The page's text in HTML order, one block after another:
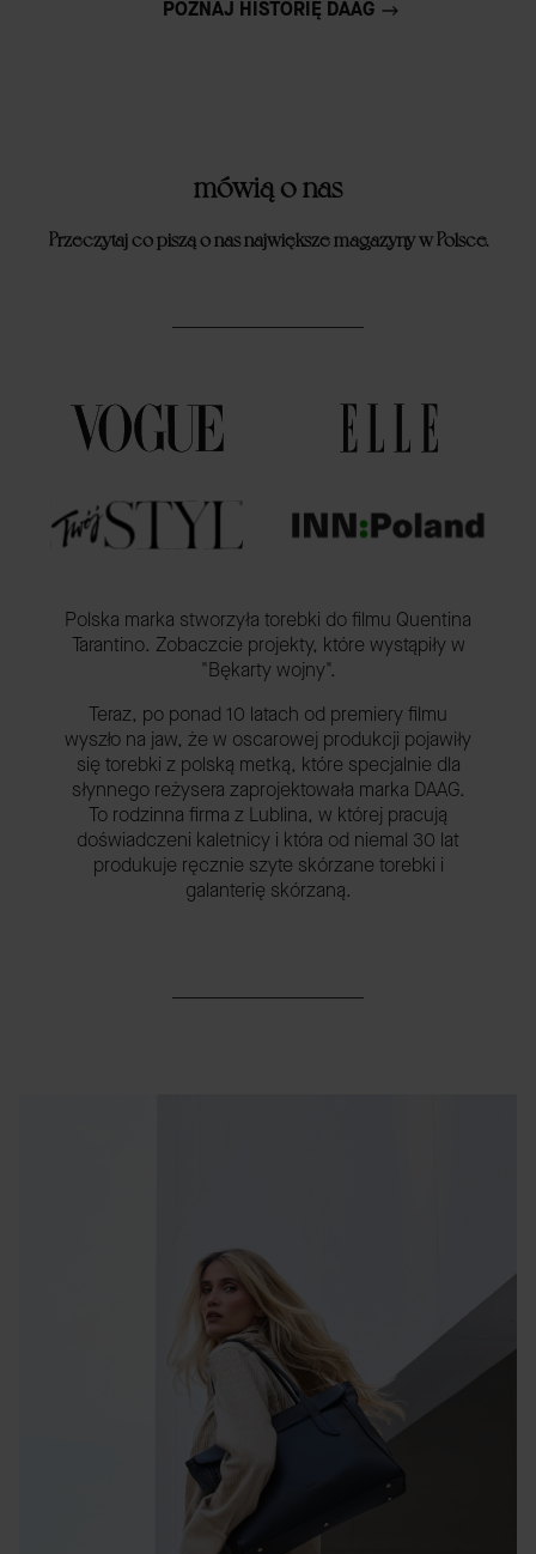
POZNAJ HISTORIĘ DAAG
mówią o nas
Przeczytaj co piszą o nas największe magazyny w Polsce.
Polska marka stworzyła torebki do filmu Quentina
Tarantino. Zobaczcie projekty, które wystąpiły w
"Bękarty wojny".
Teraz, po ponad 10 latach od premiery filmu
wyszło na jaw, że w oscarowej produkcji pojawiły
się torebki z polską metką, które specjalnie dla
słynnego reżysera zaprojektowała marka DAAG.
To rodzinna firma z Lublina, w której pracują
doświadczeni kaletnicy i która od niemal 30 lat
produkuje ręcznie szyte skórzane torebki i
galanterię skórzaną.